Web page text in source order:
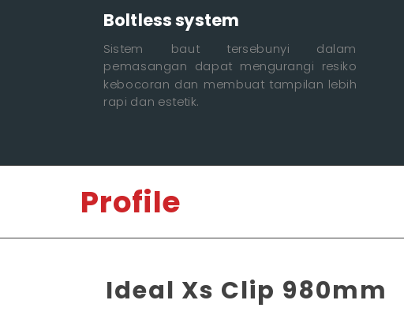
Boltless system
Sistem baut tersebunyi dalam
pemasangan dapat mengurangi resiko
kebocoran dan membuat tampilan lebih
rapi dan estetik.
Profile
Ideal Xs Clip 980mm